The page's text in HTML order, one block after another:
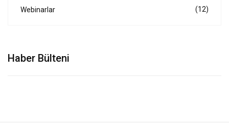
Webinarlar (12)
Haber Bülteni